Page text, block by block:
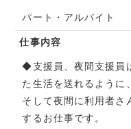
パート・アルバイト
仕事内容
◆支援員、夜間支援員
た生活を送れるように、
そして夜間に利用者さ
するお仕事です。